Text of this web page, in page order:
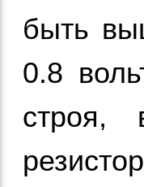
быть
0.8
строя,